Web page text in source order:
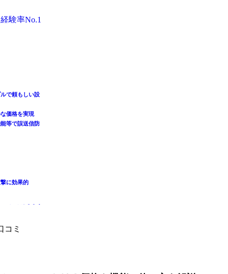
験率No.1
コミ
リティ
強化
を強化
対策
ス対策
でも利用可
を提供します
ポリシーも実
メール対策
検出
と連携
99.98%
に効果的
ールを保護
威を強力に検知
め、使いやすい
で頼もしい設
価格を実現
等で誤送信防